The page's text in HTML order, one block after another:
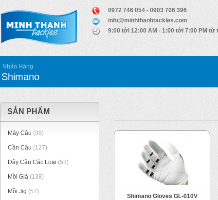
0972 746 054 - 0903 706 396
info@minhthanhtackles.com
9:00 tới 12:00 AM - 1:00 tới 7:00 PM từ
Nhãn Hàng
Shimano
SẢN PHẨM
Máy Câu (39)
Cần Câu (127)
Dây Câu Các Loại (53)
Mồi Giả (138)
Mồi Jig (57)
Shimano Gloves GL-010V